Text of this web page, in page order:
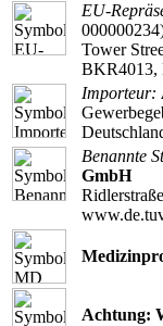
EU-
Tower
BKR4013,
Importeur:
Benannte
GmbH
Achtung: